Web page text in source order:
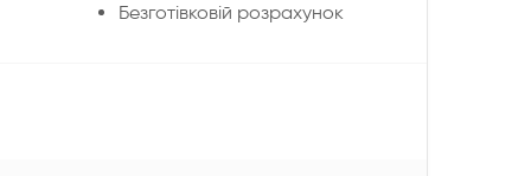
Безготівковій розрахунок